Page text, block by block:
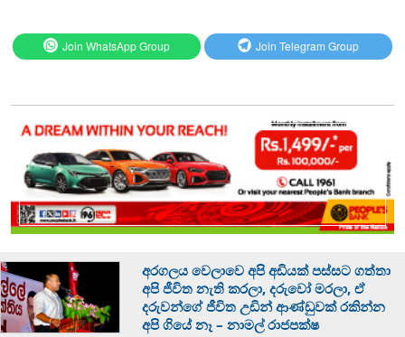
Join WhatsApp Group Join Telegram Group
අරගලය වෙලාවෙ අපි අඩියක් පස්සට ගත්තා
අපි ජීවිත නැති කරලා, දරුවෝ මරලා, ඒ
දරුවන්ගේ ජීවිත උඩින් ආණ්ඩුවක් රකින්න
අපි ගියේ නෑ – නාමල් රාජපක්ෂ